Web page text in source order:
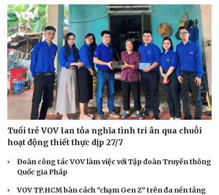
Tuổi trẻ VOV lan tỏa nghĩa tình tri ân qua chuỗi
hoạt động thiết thực dịp 27/7
Đoàn công tác VOV làm việc với Tập đoàn Truyền thông
Quốc gia Pháp
VOV TP.HCM bàn cách "chạm Gen Z" trên đa nền tảng